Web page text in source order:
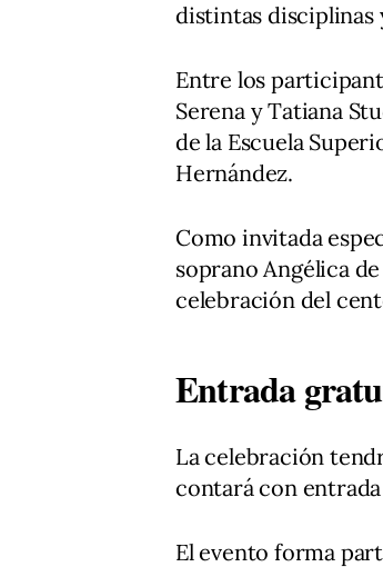
distintas disciplinas
Entre los
Serena y Tatiana
de la Escuela
Hernández.
Como invitada
soprano Angélica
celebración del
Entrada
La celebración
contará con
El evento forma